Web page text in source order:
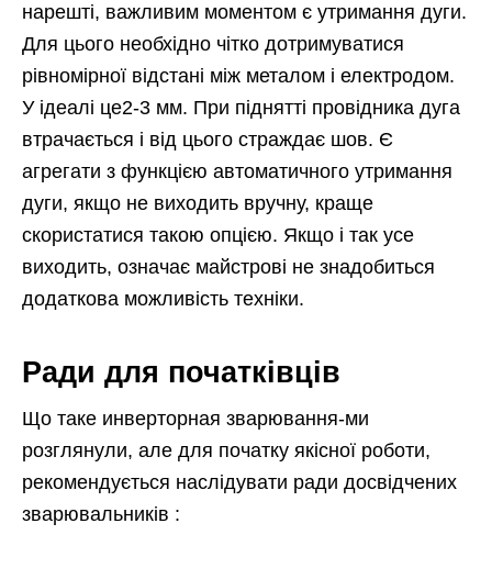
нарешті, важливим моментом є утримання дуги.
Для цього необхідно чітко дотримуватися
рівномірної відстані між металом і електродом.
У ідеалі це2-3 мм. При піднятті провідника дуга
втрачається і від цього страждає шов. Є
агрегати з функцією автоматичного утримання
дуги, якщо не виходить вручну, краще
скористатися такою опцією. Якщо і так усе
виходить, означає майстрові не знадобиться
додаткова можливість техніки.
Ради для початківців
Що таке инверторная зварювання-ми
розглянули, але для початку якісної роботи,
рекомендується наслідувати ради досвідчених
зварювальників :